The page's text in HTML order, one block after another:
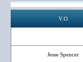
V.O
Jesse Spencer